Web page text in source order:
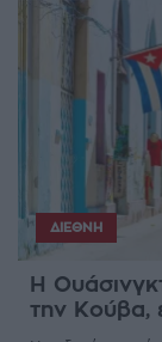
ΔΙΕΘΝΉ
Η
την Κούβα,